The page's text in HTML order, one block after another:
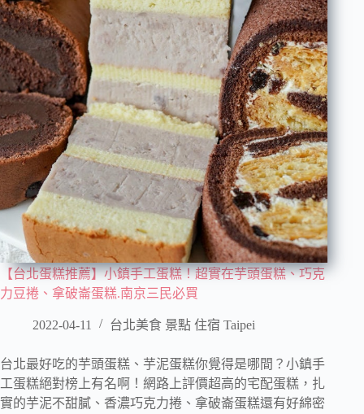
【台北蛋糕推薦】小鎮手工蛋糕！超實在芋頭蛋糕、巧克
力豆捲、拿破崙蛋糕.南京三民必買
2022-04-11 台北美食 景點 住宿 Taipei
台北最好吃的芋頭蛋糕、芋泥蛋糕你覺得是哪間？小鎮手
工蛋糕絕對榜上有名啊！網路上評價超高的宅配蛋糕，扎
實的芋泥不甜膩、香濃巧克力捲、拿破崙蛋糕還有好綿密